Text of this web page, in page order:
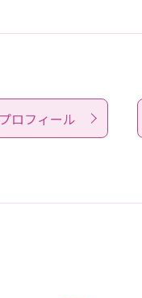
プロフィール